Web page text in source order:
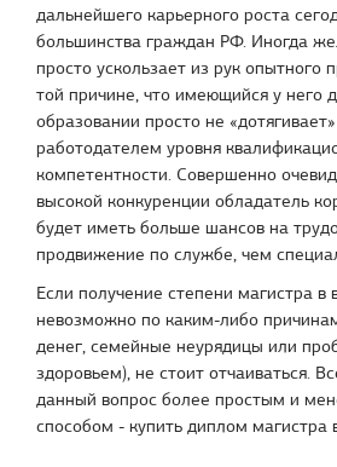
дальнейшего карьерного роста
большинства граждан РФ. Иногда
просто ускользает из рук опытного
той причине, что имеющийся у него
образовании просто не
работодателем уровня
компетентности. Совершенно
высокой конкуренции обладатель
будет иметь больше шансов на
продвижение по службе, чем
Если получение степени магистра в
невозможно по каким-либо
денег, семейные неурядицы или
здоровьем), не стоит отчаиваться.
данный вопрос более простым и
способом - купить диплом